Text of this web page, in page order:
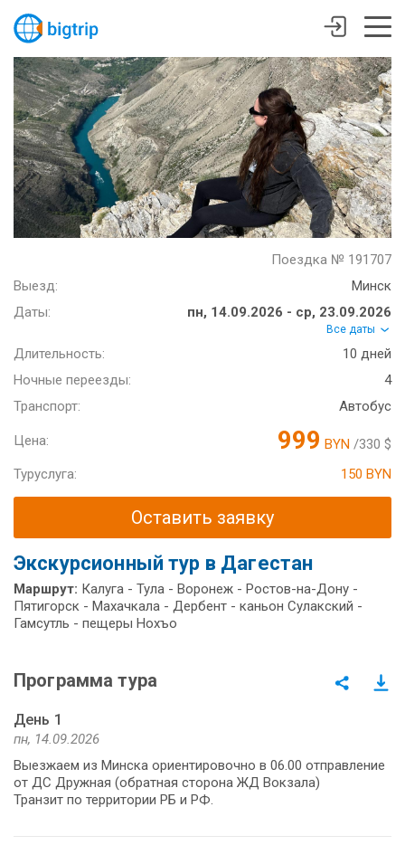
Поездка № 191707
Выезд:
Минск
Даты:
пн, 14.09.2026 - ср, 23.09.2026
Все даты
Длительность:
10 дней
Ночные переезды:
4
Транспорт:
Автобус
Цена: 999 BYN /330 $
Туруслуга:
150 BYN
Оставить заявку
Экскурсионный тур в Дагестан
Маршрут: Калуга - Тула - Воронеж - Ростов-на-Дону -
Пятигорск - Махачкала - Дербент - каньон Сулакский -
Гамсутль - пещеры Нохъо
Программа тура
День 1
пн, 14.09.2026
Выезжаем из Минска ориентировочно в 06.00 отправление
от ДС Дружная (обратная сторона ЖД Вокзала)
Транзит по территории РБ и РФ.